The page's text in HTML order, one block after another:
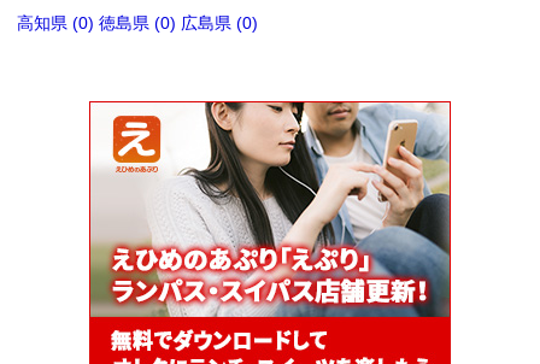
高知県 (0) 徳島県 (0) 広島県 (0)